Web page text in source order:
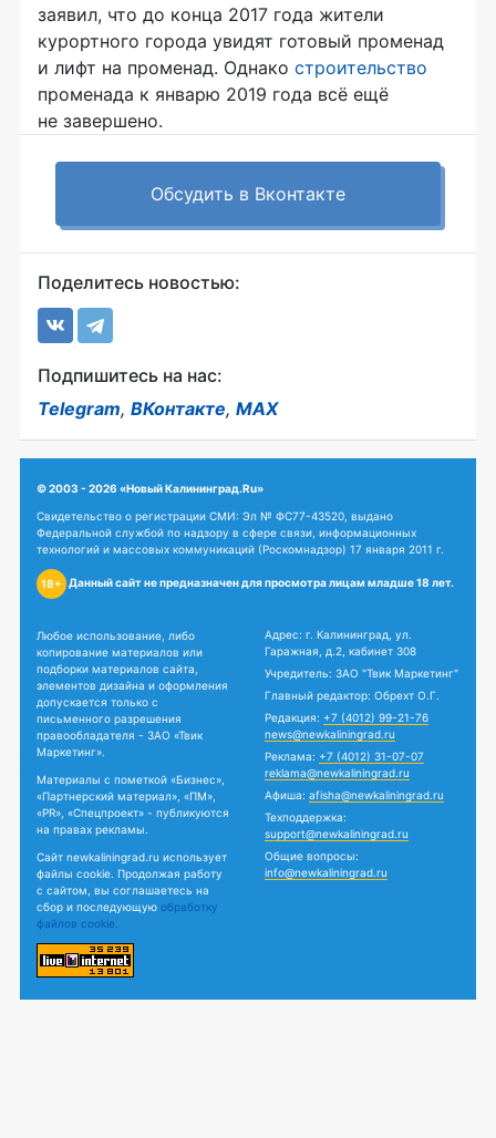
заявил, что до конца 2017 года жители
курортного города увидят готовый променад
и лифт на променад. Однако строительство
променада к январю 2019 года всё ещё
не завершено.
Обсудить в Вконтакте
Поделитесь новостью:
Подпишитесь на нас:
Telegram, ВКонтакте, MAX
© 2003 - 2026 «Новый Калининград.Ru»
Свидетельство о регистрации СМИ: Эл № ФС77-43520, выдано
Федеральной службой по надзору в сфере связи, информационных
технологий и массовых коммуникаций (Роскомнадзор) 17 января 2011 г.
18+ Данный сайт не предназначен для просмотра лицам младше 18 лет.
Любое использование, либо
копирование материалов или
подборки материалов сайта,
элементов дизайна и оформления
допускается только с
письменного разрешения
правообладателя - ЗАО «Твик
Маркетинг».
Материалы с пометкой «Бизнес»,
«Партнерский материал», «ПМ»,
«PR», «Спецпроект» - публикуются
на правах рекламы.
Сайт newkaliningrad.ru использует
файлы cookie. Продолжая работу
с сайтом, вы соглашаетесь на
сбор и последующую обработку
файлов cookie.
Адрес: г. Калининград, ул.
Гаражная, д.2, кабинет 308
Учредитель: ЗАО "Твик Маркетинг"
Главный редактор: Обрехт О.Г.
Редакция: +7 (4012) 99-21-76
news@newkaliningrad.ru
Реклама: +7 (4012) 31-07-07
reklama@newkaliningrad.ru
Афиша: afisha@newkaliningrad.ru
Техподдержка:
support@newkaliningrad.ru
Общие вопросы:
info@newkaliningrad.ru